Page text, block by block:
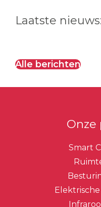
website
Laatste nieuws:
Alle berichten
Onze
Smart